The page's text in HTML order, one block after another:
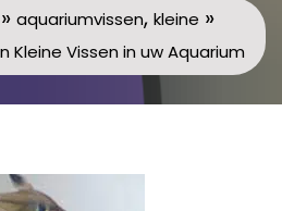
» aquariumvissen, kleine »
Kleine Vissen in uw Aquarium